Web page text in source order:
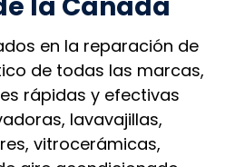
en la reparación de
de todas las marcas,
rápidas y efectivas
lavavajillas,
vitrocerámicas,